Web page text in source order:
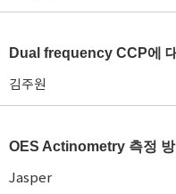
Dual frequency CCP에
김주원
OES Actinometry 측정 방
Jasper